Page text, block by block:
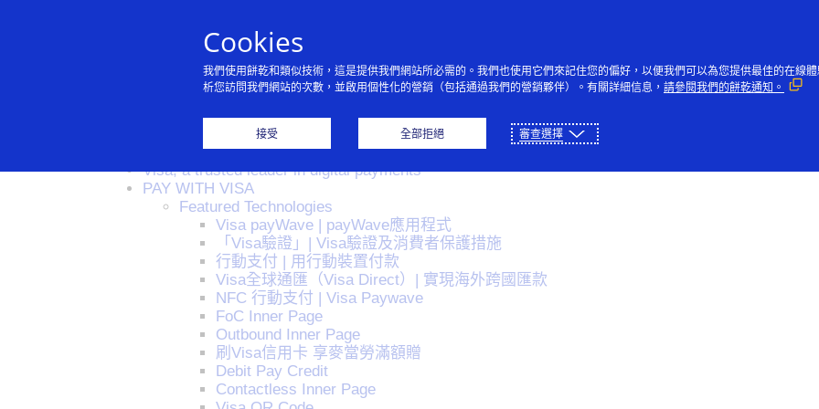
個人 企業 創新者 大眾
Sitemap
Visa, a trusted leader in digital payments
PAY WITH VISA
Featured Technologies
Visa payWave | payWave應用程式
「Visa驗證」| Visa驗證及消費者保護措施
行動支付 | 用行動裝置付款
Visa全球通匯（Visa Direct）| 實現海外跨國匯款
NFC 行動支付 | Visa Paywave
FoC Inner Page
Outbound Inner Page
刷Visa信用卡 享麥當勞滿額贈
Debit Pay Credit
Contactless Inner Page
Cookies
我們使用餅乾和類似技術，這是提供我們網站所必需的。我們也使用它們來記住您的偏好，以便我們可以為您提供最佳的在線
析您訪問我們網站的次數，並啟用個性化的營銷（包括通過我們的營銷夥伴）。有關詳細信息， 請參閱我們的餅乾通知。
接受 全部拒絕 審查選擇